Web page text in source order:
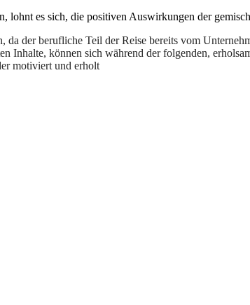
lohnt es sich, die positiven Auswirkungen der
der berufliche Teil der Reise bereits vom
Inhalte, können sich während der folgenden,
motiviert und erholt